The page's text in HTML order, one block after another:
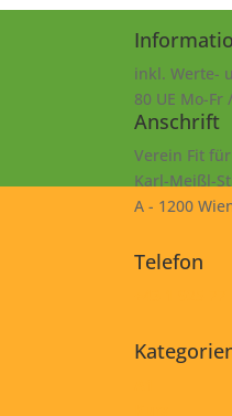
inkl. Werte-
80 UE Mo-Fr
Anschrift
Verein Fit
Karl-Meißl-
A - 1200
Telefon